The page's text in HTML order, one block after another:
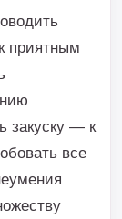
приятным
закуску — к
все